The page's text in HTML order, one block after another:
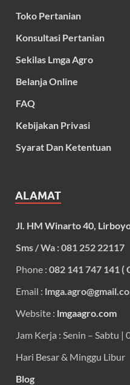
Toko Pertanian
Konsultasi Pertanian
Sekilas Lmga Agro
Belanja Online
FAQ
Kebijakan Privasi
Syarat Dan Ketentuan
ALAMAT
Jl. HM Winarto 40,
Sms / Wa : 081 252 22117
Phone : 082 141 747 141 (
Email :
Website : lmgaagro.com
Jam Kerja : Senin – Sabtu |
Hari Besar & Minggu Libur
Blog